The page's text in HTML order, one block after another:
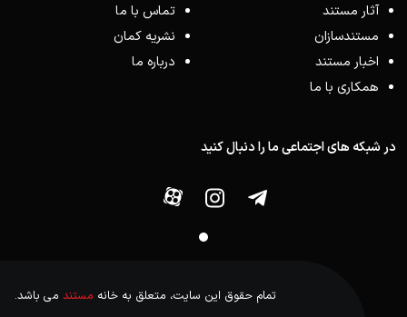
آثار مستند
مستندسازان
اخبار مستند
همکاری با ما
تماس با ما
نشریه کمان
درباره ما
در شبکه های اجتماعی ما را دنبال کنید
تمام حقوق این سایت، متعلق به خانه مستند می باشد.